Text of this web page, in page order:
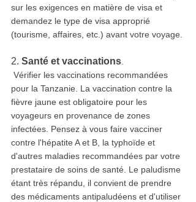
sur les exigences en matière de visa et
demandez le type de visa approprié
(tourisme, affaires, etc.) avant votre voyage.
2. Santé et vaccinations
Vérifier les vaccinations recommandées
pour la Tanzanie. La vaccination contre la
fièvre jaune est obligatoire pour les
voyageurs en provenance de zones
infectées. Pensez à vous faire vacciner
contre l'hépatite A et B, la typhoïde et
d'autres maladies recommandées par votre
prestataire de soins de santé. Le paludisme
étant très répandu, il convient de prendre
des médicaments antipaludéens et d'utiliser